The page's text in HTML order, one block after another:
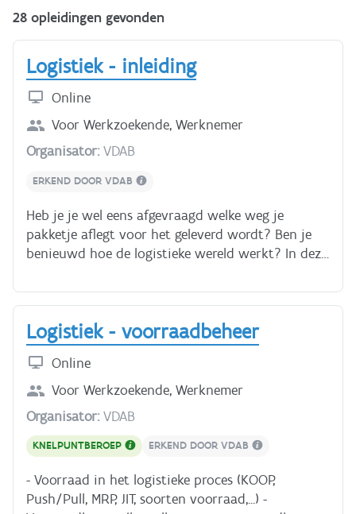
28 opleidingen gevonden
Logistiek - inleiding
Online
Voor Werkzoekende, Werknemer
Organisator:VDAB
ERKEND DOOR VDAB
Heb je je wel eens afgevraagd welke weg je
pakketje aflegt voor het geleverd wordt? Ben je
benieuwd hoe de logistieke wereld werkt? In deze
is enerzijds de goederenstroom, maar anderzijds
ook de daarbij horende informatiestroom. Je
ontdekt de logistieke ketting dus van aankoop
tot levering. Deze onderwerpen komen aan bod: -
Hoe werkt de internationale handel? - Welke
soorten logistiek zijn er? - Welke jobs zijn er in de
hebt ongeveer 0 uur 30 nodig voor deze cursus.
Logistiek - voorraadbeheer
Online
Voor Werkzoekende, Werknemer
Organisator:VDAB
KNELPUNTBEROEP ERKEND DOOR VDAB
- Voorraad in het logistieke proces (KOOP,
Push/Pull, MRP, JIT, soorten voorraad,...) -